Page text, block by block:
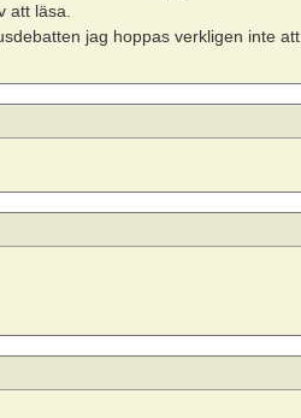
att läsa.
jag hoppas verkligen inte att